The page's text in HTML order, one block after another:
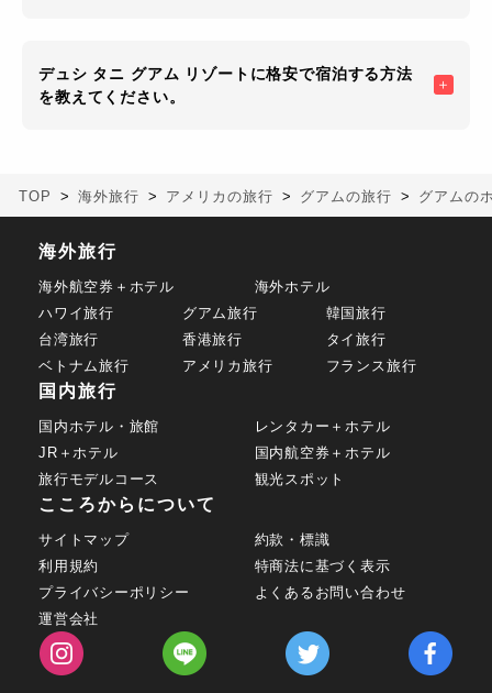
デュシ タニ グアム リゾートに格安で宿泊する方法
を教えてください。
TOP 海外旅行 アメリカの旅行 グアムの旅行 グアムの
海外旅行
海外航空券＋ホテル
海外ホテル
ハワイ旅行
グアム旅行
韓国旅行
台湾旅行
香港旅行
タイ旅行
ベトナム旅行
アメリカ旅行 フランス旅行
国内旅行
国内ホテル・旅館
レンタカー＋ホテル
JR＋ホテル
国内航空券＋ホテル
旅行モデルコース
観光スポット
こころからについて
サイトマップ
約款・標識
利用規約
特商法に基づく表示
プライバシーポリシー
よくあるお問い合わせ
運営会社